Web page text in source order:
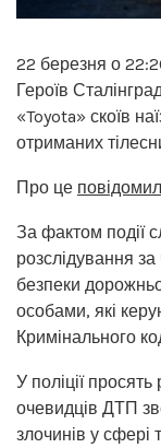
22 березня о
Героїв
«Toyota» скоїв
отриманих
Про це
За фактом події
розслідування
безпеки
особами, які
Кримінального
У поліції просять
очевидців ДТП
злочинів у сфері